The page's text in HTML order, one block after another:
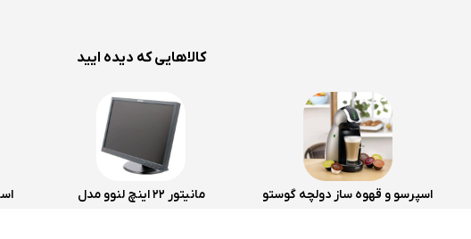
کالاهایی که دیده ایید
اسپرسو و قهوه ساز دولچه گوستو
مانیتور 22 اینچ لنوو مدل